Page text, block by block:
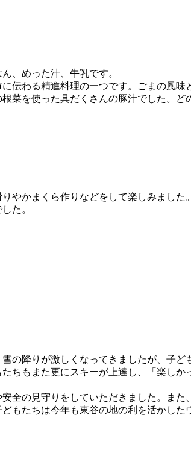
、めった汁、牛乳です。
伝わる精進料理の一つです。ごまの風味
菜を使った具だくさんの豚汁でした。ど
やかまくら作りなどをして楽しみました
た。
の降りが激しくなってきましたが、子ど
ちもまた更にスキーが上達し、「楽しか
全の見守りをしていただきました。また
もたちは今年も東谷の地の利を活かした